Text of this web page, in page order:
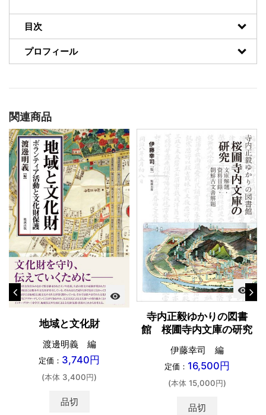
目次
プロフィール
関連商品
visibility
地域と文化財
渡邊明義 編
定価： 3,740円
(本体 3,400円)
品切
visibility
寺内正毅ゆかりの図書
館 桜圃寺内文庫の研究
伊藤幸司 編
定価： 16,500円
(本体 15,000円)
品切